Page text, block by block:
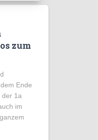
zum
Ende
der 1a
im